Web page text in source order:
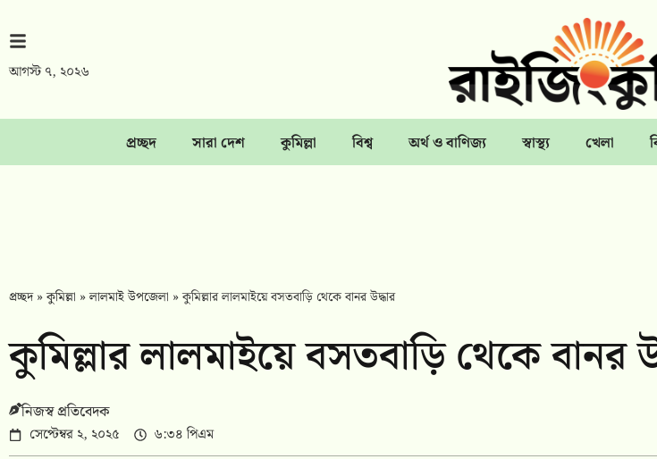
আগস্ট ৭, ২০২৬
প্রচ্ছদ সারা দেশ কুমিল্লা বিশ্ব অর্থ ও বাণিজ্য স্বাস্থ্য খেলা
প্রচ্ছদ»কুমিল্লা »লালমাই উপজেলা »কুমিল্লার লালমাইয়ে বসতবাড়ি থেকে বানর উদ্ধার
কুমিল্লার লালমাইয়ে বসতবাড়ি থেকে বানর
নিজস্ব প্রতিবেদক
সেপ্টেম্বর ২, ২০২৫ ৬:৩৪ পিএম